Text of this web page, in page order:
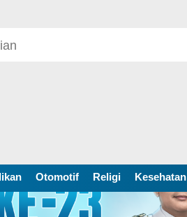
Otomotif Religi Kesehatan